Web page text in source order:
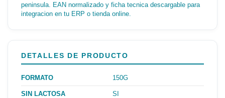
peninsula. EAN normalizado y ficha tecnica descargable para
integracion en tu ERP o tienda online.
DETALLES DE PRODUCTO
FORMATO 150G
SIN LACTOSA SI